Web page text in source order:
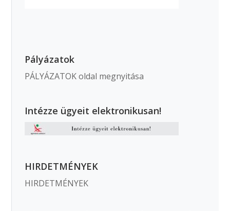
Pályázatok
PÁLYÁZATOK oldal megnyitása
Intézze ügyeit elektronikusan!
HIRDETMÉNYEK
HIRDETMÉNYEK